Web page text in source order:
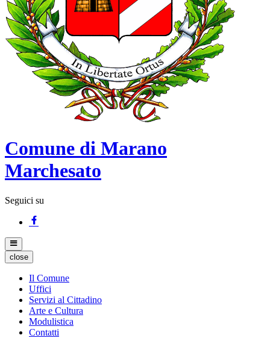
Comune di Marano
Marchesato
Seguici su
close
Il Comune
Uffici
Servizi al Cittadino
Arte e Cultura
Modulistica
Contatti